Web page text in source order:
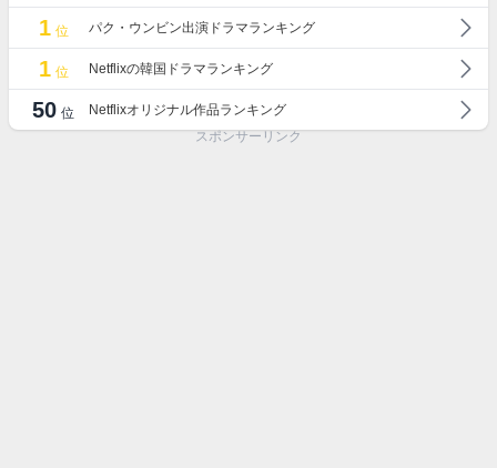
1 位 パク・ウンビン出演ドラマランキング
1 位 Netflixの韓国ドラマランキング
50 位
Netflixオリジナル作品ランキング
スポンサーリンク